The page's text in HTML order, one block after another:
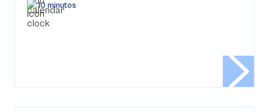
10 minutos